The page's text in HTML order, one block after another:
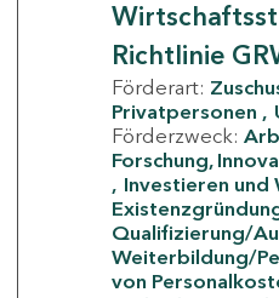
Richtlinie
Förderart:
Privatpersonen
Förderzweck:
Forschung,
Investieren und
Qualifizierung/
Weiterbildung/
von